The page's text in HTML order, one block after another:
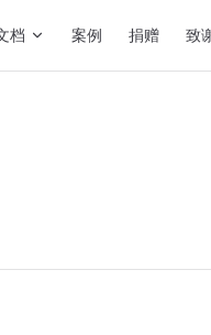
档 案例 捐赠 致